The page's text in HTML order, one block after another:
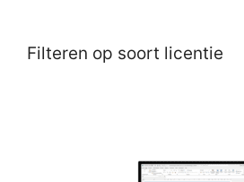
Filteren op soort licentie